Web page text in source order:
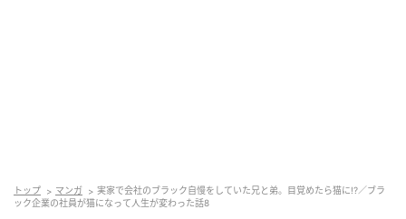
トップ マンガ
実家で会社のブラック自慢をしていた兄と弟。目覚めたら猫に!?／ブラ
ック企業の社員が猫になって人生が変わった話8